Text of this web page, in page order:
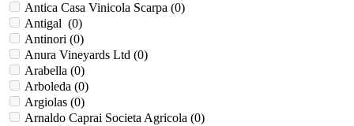
Antica Casa Vinicola Scarpa (0)
Antigal (0)
Antinori (0)
Anura Vineyards Ltd (0)
Arabella (0)
Arboleda (0)
Argiolas (0)
Arnaldo Caprai Societa Agricola (0)